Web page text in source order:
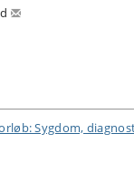
Sygdom,